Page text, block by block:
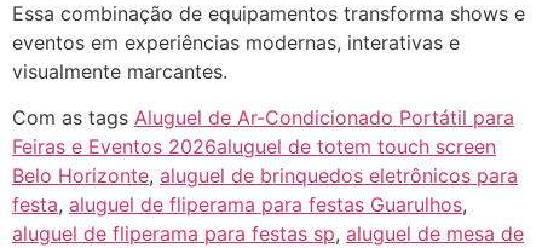
Essa combinação de equipamentos transforma shows e
eventos em experiências modernas, interativas e
visualmente marcantes.
Com as tags Aluguel de Ar-Condicionado Portátil para
Feiras e Eventos 2026aluguel de totem touch screen
Belo Horizonte, aluguel de brinquedos eletrônicos para
festa, aluguel de fliperama para festas Guarulhos,
aluguel de fliperama para festas sp, aluguel de mesa de